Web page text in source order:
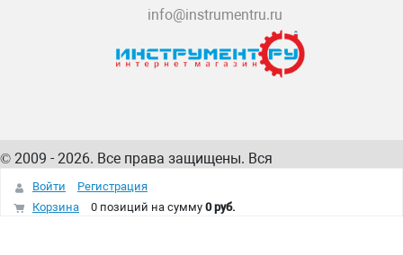
info@instrumentru.ru
© 2009 - 2026. Все права защищены. Вся
информация на сайте – собственность
интернет-магазина
Войти
Регистрация
Корзина
0 позиций на сумму 0 руб.